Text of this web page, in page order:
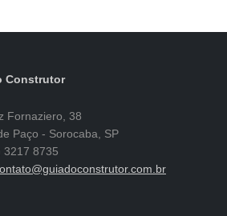
Construtor
Fornaziero, 38
Paço - Sorocaba, SP
3217 8735